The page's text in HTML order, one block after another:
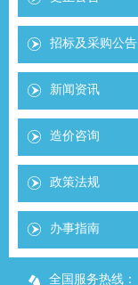
招标及采购公告
新闻资讯
造价咨询
政策法规
办事指南
全国服务热线：